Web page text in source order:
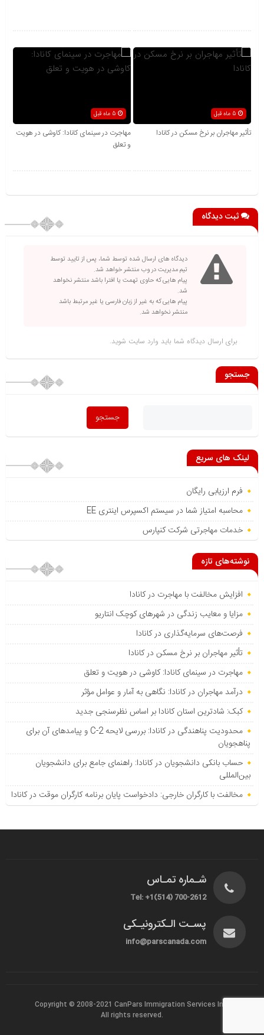
تأثیر مهاجران بر نرخ مسکن در کانادا
مهاجرت در سینمای کانادا: کاوشی در هویت
و تعلق
ثبت دیدگاه
دیدگاه های ارسال شده توسط شما، پس از تایید توسط
تیم مدیریت در وب منتشر خواهد شد.
پیام هایی که حاوی تهمت یا افترا باشد منتشر نخواهد
شد.
پیام هایی که به غیر از زبان فارسی یا غیر مرتبط باشد
منتشر نخواهد شد.
برای ارسال دیدگاه شما باید وارد سایت شوید.
جستجو
لینک های سریع
فرم ارزیابی رایگان
محاسبه امتیاز شما در سیستم اکسپرس اینتری EE
خدمات مهاجرتی شرکت کنپارس
نوشته‌های تازه
افزایش مخالفت با مهاجرت در کانادا
مزایا و معایب زندگی در شهرهای کوچک انتاریو
فرصت‌های سرمایه‌گذاری در کانادا
تأثیر مهاجران بر نرخ مسکن در کانادا
مهاجرت در سینمای کانادا: کاوشی در هویت و تعلق
درآمد مهاجران در کانادا: نگاهی به آمار و عوامل مؤثر
کبک: شادترین استان کانادا بر اساس نظرسنجی جدید
محدودیت پناهندگی در کانادا: بررسی لایحه C-2 و پیامدهای آن برای
پناهجویان
حساب بانکی دانشجویان در کانادا: راهنمای جامع برای دانشجویان
بین‌المللی
مخالفت با کارگران خارجی: دادخواست پایان برنامه کارگران موقت در کانادا
شـماره تمـاس
Tel: +1(514) 700-2612
پسـت الـکترونیـکی
info@parscanada.com
Copyright © 2008-2021 CanPars Immigration Services Inc.
All rights reserved.